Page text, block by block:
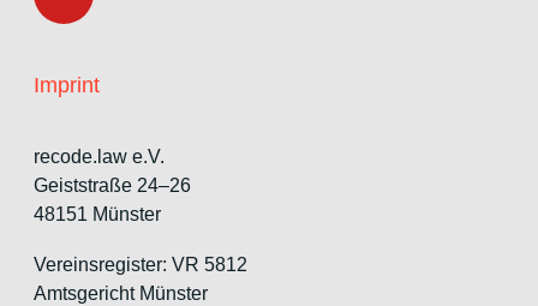
Imprint
recode.law e.V.
Geiststraße 24–26
48151 Münster
Vereinsregister: VR 5812
Amtsgericht Münster